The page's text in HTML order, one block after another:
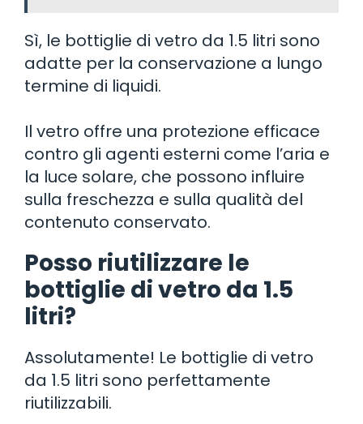
Sì, le bottiglie di vetro da 1.5 litri sono
adatte per la conservazione a lungo
termine di liquidi.
Il vetro offre una protezione efficace
contro gli agenti esterni come l’aria e
la luce solare, che possono influire
sulla freschezza e sulla qualità del
contenuto conservato.
Posso riutilizzare le
bottiglie di vetro da 1.5
litri?
Assolutamente! Le bottiglie di vetro
da 1.5 litri sono perfettamente
riutilizzabili.